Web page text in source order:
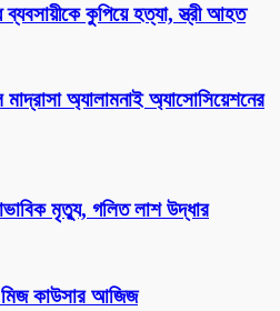
কুপিয়ে হত্যা, স্ত্রী আহত
অ্যালামনাই অ্যাসোসিয়েশনের
মৃত্যু, গলিত লাশ উদ্ধার
মিজ কাউসার আজিজ